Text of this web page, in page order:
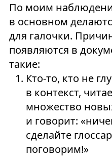
По моим
в основном
для галочки.
появляются в
такие:
Кто-то, кто не
в контекст,
множество
и говорит:
сделайте
поговорим!»